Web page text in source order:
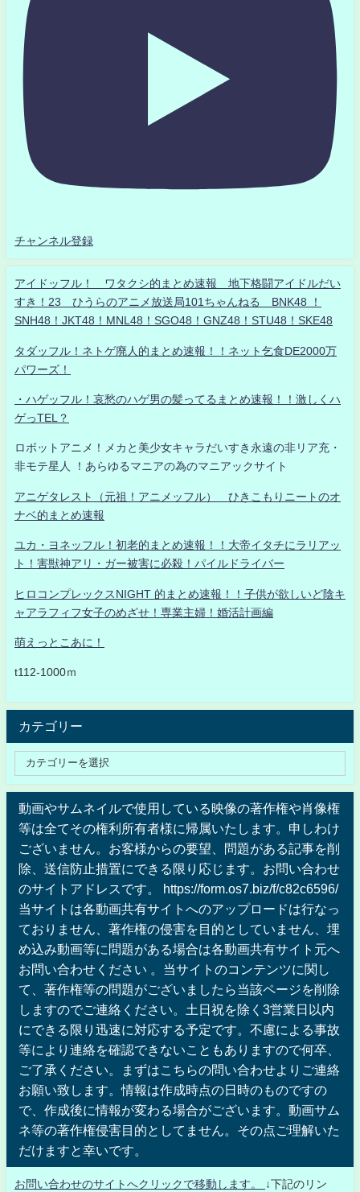
チャンネル登録
アイドッフル！ ワタクシ的まとめ速報 地下格闘アイドルだい
すき！23 ひうらのアニメ放送局101ちゃんねる BNK48 ！
SNH48！JKT48！MNL48！SGO48！GNZ48！STU48！SKE48
タダッフル！ネトゲ廃人的まとめ速報！！ネット乞食DE2000万
パワーズ！
・ハゲッフル！哀愁のハゲ男の髪ってるまとめ速報！！激しくハ
ゲっTEL？
ロボットアニメ！メカと美少女キャラだいすき永遠の非リア充・
非モテ星人 ！あらゆるマニアの為のマニアックサイト
アニゲタレスト（元祖！アニメッフル） ひきこもりニートのオ
ナベ的まとめ速報
ユカ・ヨネッフル！初老的まとめ速報！！大帝イタチにラリアッ
ト！害獣神アリ・ガー被害に必殺！パイルドライバー
ヒロコンプレックスNIGHT 的まとめ速報！！子供が欲しいど陰キ
ャアラフィフ女子のめざせ！専業主婦！婚活計画編
萌えっとこあに！
t112-1000ｍ
カテゴリー
動画やサムネイルで使用している映像の著作権や肖像権
等は全てその権利所有者様に帰属いたします。申しわけ
ございません。お客様からの要望、問題がある記事を削
除、送信防止措置にできる限り応じます。お問い合わせ
のサイトアドレスです。 https://form.os7.biz/f/c82c6596/
当サイトは各動画共有サイトへのアップロードは行なっ
ておりません、著作権の侵害を目的としていません、埋
め込み動画等に問題がある場合は各動画共有サイト元へ
お問い合わせください 。当サイトのコンテンツに関し
て、著作権等の問題がございましたら当該ページを削除
しますのでご連絡ください。土日祝を除く3営業日以内
にできる限り迅速に対応する予定です。不慮による事故
等により連絡を確認できないこともありますので何卒、
ご了承ください。まずはこちらの問い合わせよりご連絡
お願い致します。情報は作成時点の日時のものですの
で、作成後に情報が変わる場合がございます。動画サム
ネ等の著作権侵害目的としてません。その点ご理解いた
だけますと幸いです。
お問い合わせのサイトへクリックで移動します。
↓下記のリン